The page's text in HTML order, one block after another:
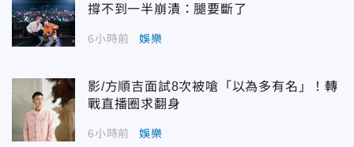
撐不到一半崩潰：腿要斷了
6小時前 娛樂
影/方順吉面試8次被嗆「以為多有名」！轉
戰直播圈求翻身
6小時前 娛樂